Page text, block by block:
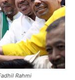
Rahmi